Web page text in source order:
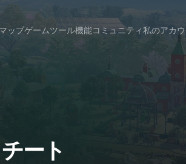
ップゲームツール機能コミュニティ私のアカ
ート